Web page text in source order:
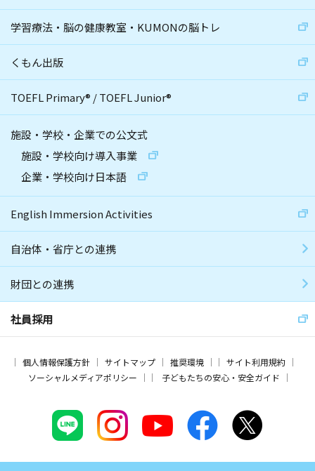
学習療法・脳の健康教室・KUMONの脳トレ
くもん出版
TOEFL Primary® /TOEFL Junior®
施設・学校・企業での公文式
施設・学校向け導入事業
企業・学校向け日本語
English Immersion Activities
自治体・省庁との連携
財団との連携
社員採用
個人情報保護方針 サイトマップ 推奨環境
サイト利用規約
ソーシャルメディアポリシー
子どもたちの安心・安全ガイド